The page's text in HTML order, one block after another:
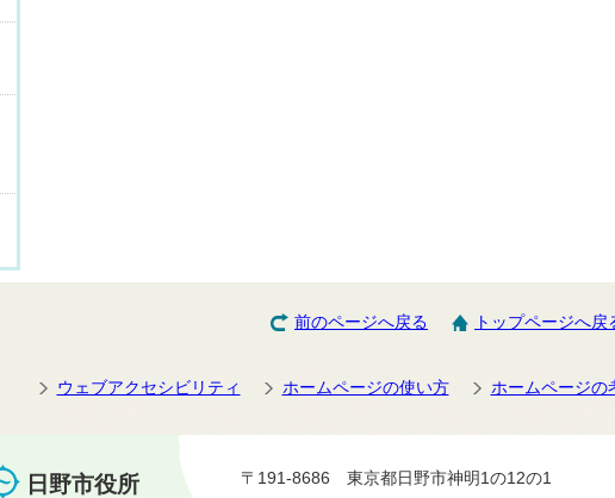
前のページへ戻る トップページへ戻
ウェブアクセシビリティ ホームページの使い方 ホームページの
日野市役所 〒191-8686 東京都日野市神明1の12の1